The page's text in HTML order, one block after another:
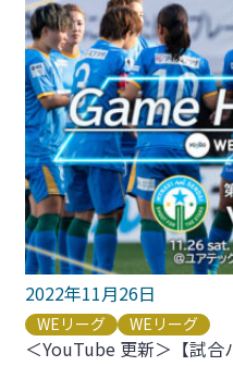
2022年11月26日
WEリーグ WEリーグ